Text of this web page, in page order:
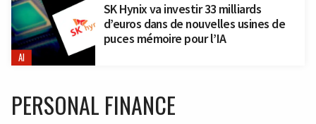
AI
SK Hynix va investir 33 milliards
d’euros dans de nouvelles usines de
puces mémoire pour l’IA
PERSONAL FINANCE